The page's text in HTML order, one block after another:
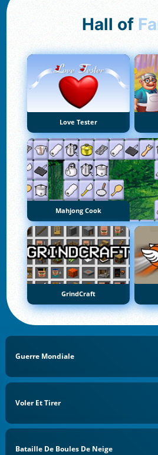
Hall of
Love Tester
Mahjong Cook
GrindCraft
Guerre Mondiale
Voler Et Tirer
Bataille De Boules De Neige